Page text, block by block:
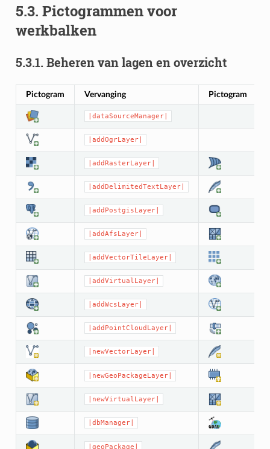
5.3. Pictogrammen voor
werkbalken
5.3.1. Beheren van lagen en overzicht
Pictogram Vervanging Pictogram
|dataSourceManager|
|addOgrLayer|
|addRasterLayer|
|addDelimitedTextLayer|
|addPostgisLayer|
|addAfsLayer|
|addVectorTileLayer|
|addVirtualLayer|
|addWcsLayer|
|addPointCloudLayer|
|newVectorLayer|
|newGeoPackageLayer|
|newVirtualLayer|
|dbManager|
|geoPackage|